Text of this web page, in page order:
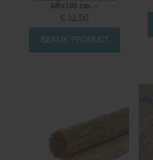
6/8x180 cm. ~
€ 11,50
BEKIJK PRODUCT